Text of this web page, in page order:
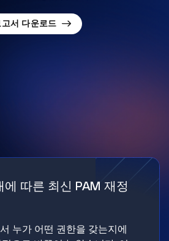
고서 다운로드
따른 최신 PAM 재정
누가 어떤 권한을 갖는지에